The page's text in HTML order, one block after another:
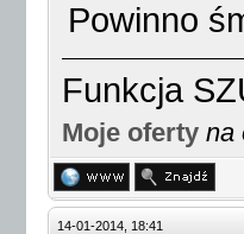
Powinno
Funkcja
Moje oferty na
14-01-2014, 18:41